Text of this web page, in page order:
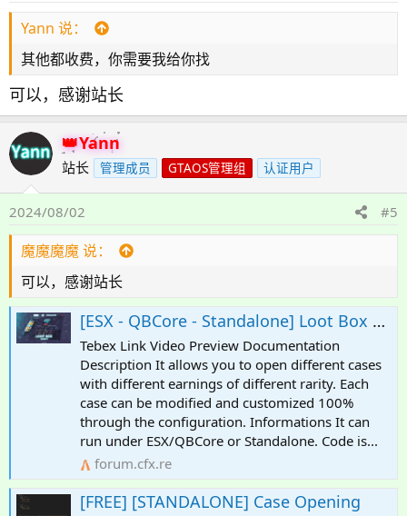
Yann 说：
其他都收费，你需要我给你找
可以，感谢站长
Yann
站长 管理成员 GTAOS管理组 认证用户
2024/08/02 #5
魔魔魔魔 说：
可以，感谢站长
[ESX - QBCore - Standalone] Loot Box | Case Opening [KOX-Core]
Tebex Link Video Preview Documentation
Description It allows you to open different cases
with different earnings of different rarity. Each
case can be modified and customized 100%
through the configuration. Informations It can
run under ESX/QBCore or Standalone. Code is...
forum.cfx.re
[FREE] [STANDALONE] Case Opening